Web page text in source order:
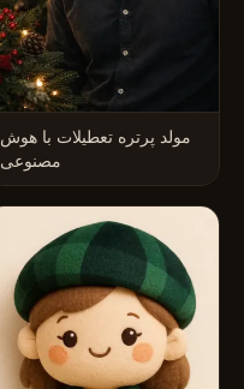
مولد پرتره تعطیلات با هوش
مصنوعی